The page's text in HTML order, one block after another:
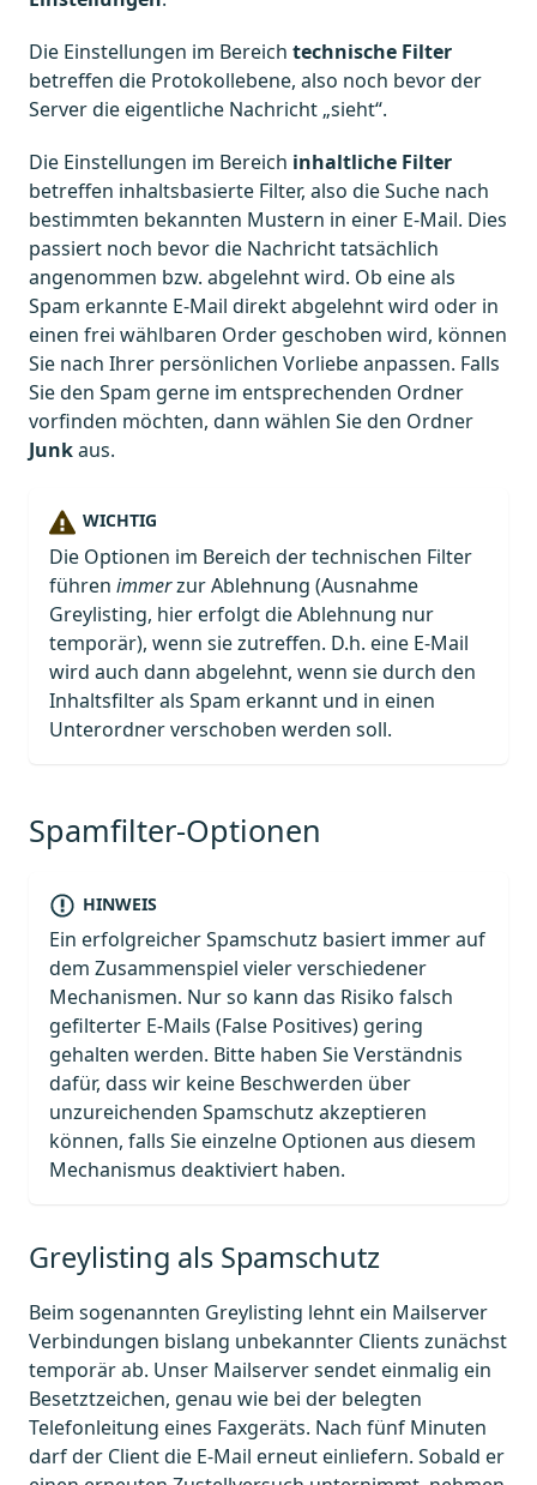
Die Einstellungen im Bereich technische Filter
betreffen die Protokollebene, also noch bevor der
Server die eigentliche Nachricht „sieht“.
Die Einstellungen im Bereich inhaltliche Filter
betreffen inhaltsbasierte Filter, also die Suche nach
bestimmten bekannten Mustern in einer E-Mail. Dies
passiert noch bevor die Nachricht tatsächlich
angenommen bzw. abgelehnt wird. Ob eine als
Spam erkannte E-Mail direkt abgelehnt wird oder in
einen frei wählbaren Order geschoben wird, können
Sie nach Ihrer persönlichen Vorliebe anpassen. Falls
Sie den Spam gerne im entsprechenden Ordner
vorfinden möchten, dann wählen Sie den Ordner
Junkaus.
WICHTIG
Die Optionen im Bereich der technischen Filter
führen immerzur Ablehnung (Ausnahme
Greylisting, hier erfolgt die Ablehnung nur
temporär), wenn sie zutreffen. D.h. eine E-Mail
wird auch dann abgelehnt, wenn sie durch den
Inhaltsfilter als Spam erkannt und in einen
Unterordner verschoben werden soll.
Spamfilter-Optionen
HINWEIS
Ein erfolgreicher Spamschutz basiert immer auf
dem Zusammenspiel vieler verschiedener
Mechanismen. Nur so kann das Risiko falsch
gefilterter E-Mails (False Positives) gering
gehalten werden. Bitte haben Sie Verständnis
dafür, dass wir keine Beschwerden über
unzureichenden Spamschutz akzeptieren
können, falls Sie einzelne Optionen aus diesem
Mechanismus deaktiviert haben.
Greylisting als Spamschutz
Beim sogenannten Greylisting lehnt ein Mailserver
Verbindungen bislang unbekannter Clients zunächst
temporär ab. Unser Mailserver sendet einmalig ein
Besetztzeichen, genau wie bei der belegten
Telefonleitung eines Faxgeräts. Nach fünf Minuten
darf der Client die E-Mail erneut einliefern. Sobald er